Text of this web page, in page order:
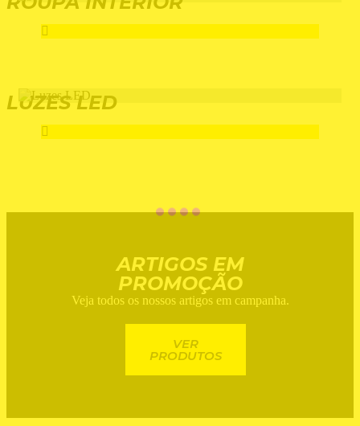
LUZES LED
ARTIGOS EM
PROMOÇÃO
Veja todos os nossos artigos em campanha.
VER
PRODUTOS